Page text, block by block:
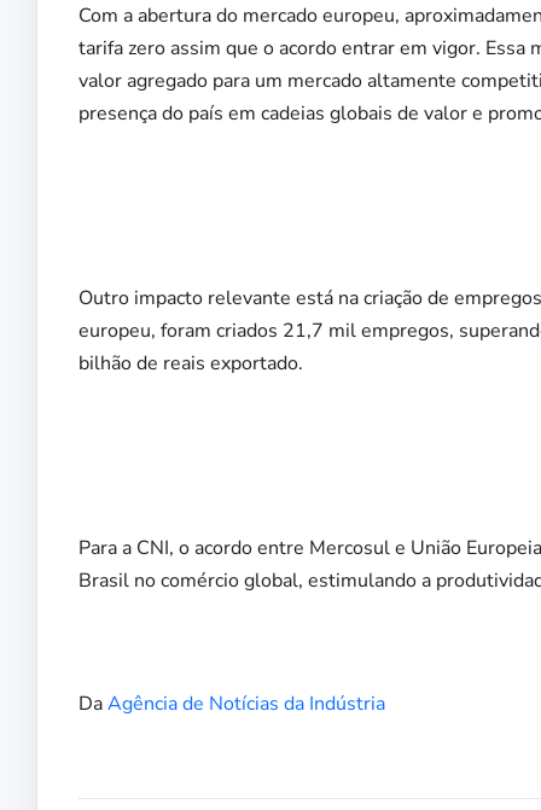
Com a abertura do mercado europeu,
tarifa zero assim que o acordo entrar em vigor.
valor agregado para um mercado altamente
presença do país em cadeias globais de valor e
Outro impacto relevante está na criação de
europeu, foram criados 21,7 mil empregos,
bilhão de reais exportado.
Para a CNI, o acordo entre Mercosul e União
Brasil no comércio global, estimulando a
DaAgência de Notícias da Indústria